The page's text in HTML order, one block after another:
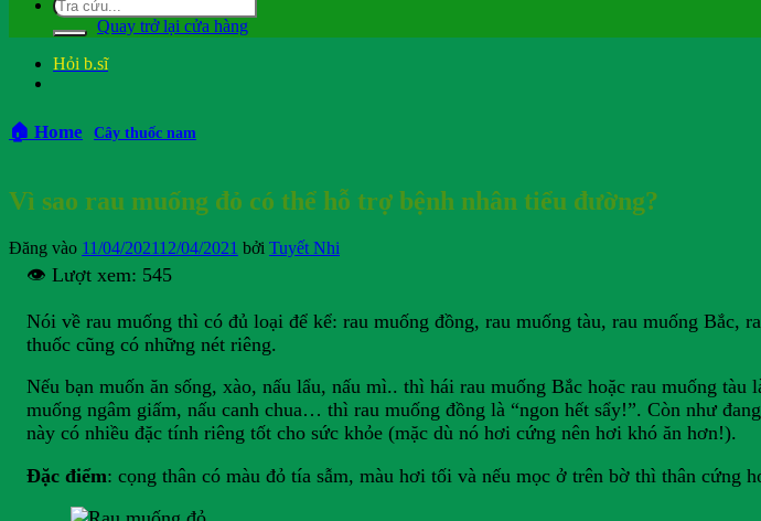
Quay trở lại cửa hàng
Hỏi b.sĩ
🏠 Home Cây thuốc nam
Vì sao rau muống đỏ có thể hỗ trợ bệnh nhân tiểu đường?
Đăng vào 11/04/202112/04/2021 bởi Tuyết Nhi
👁️ Lượt xem: 545
Nói về rau muống thì có đủ loại để kể: rau muống đồng, rau muống tàu, rau muống
thuốc cũng có những nét riêng.
Nếu bạn muốn ăn sống, xào, nấu lẩu, nấu mì.. thì hái rau muống Bắc hoặc rau muống
muống ngâm giấm, nấu canh chua… thì rau muống đồng là “ngon hết sẩy!”. Còn như
này có nhiều đặc tính riêng tốt cho sức khỏe (mặc dù nó hơi cứng nên hơi khó ăn hơn!).
Đặc điểm: cọng thân có màu đỏ tía sẫm, màu hơi tối và nếu mọc ở trên bờ thì thân cứng